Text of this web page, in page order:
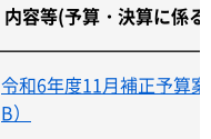
内容等(予算・決算に係
令和6年度11月補正予算
B）